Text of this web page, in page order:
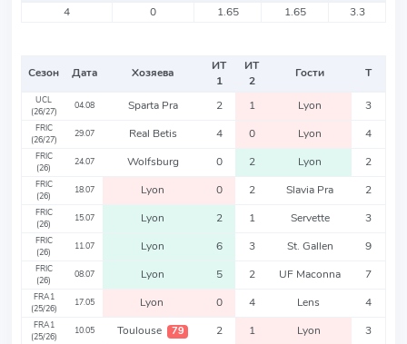
4
0 1.65 1.65 3.3
Сезон Дата Хозяева
ИТ
1
ИТ
2
Гости Т
UCL
(26/27)
04.08 Sparta Pra 2 1 Lyon 3
FRIC
(26/27)
29.07 Real Betis 4 0 Lyon 4
FRIC
(26)
24.07 Wolfsburg 0 2 Lyon 2
FRIC
(26)
18.07 Lyon 0 2 Slavia Pra 2
FRIC
(26)
15.07 Lyon 2 1 Servette 3
FRIC
(26)
11.07 Lyon 6 3 St. Gallen 9
FRIC
(26)
08.07 Lyon 5 2 UF Maconna 7
FRA1
(25/26)
17.05 Lyon 0 4 Lens 4
FRA1
(25/26)
10.05 Toulouse 79 2 1 Lyon 3